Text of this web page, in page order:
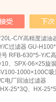
滤油器滤芯价格
明滤油器型号
回油滤芯
C/Y高精度滤
C过滤器 GU-
RFB-630*5-Y/C
、SPX-06×25旋
1000×100C
电厂回油过滤器
25*3Q、HX-